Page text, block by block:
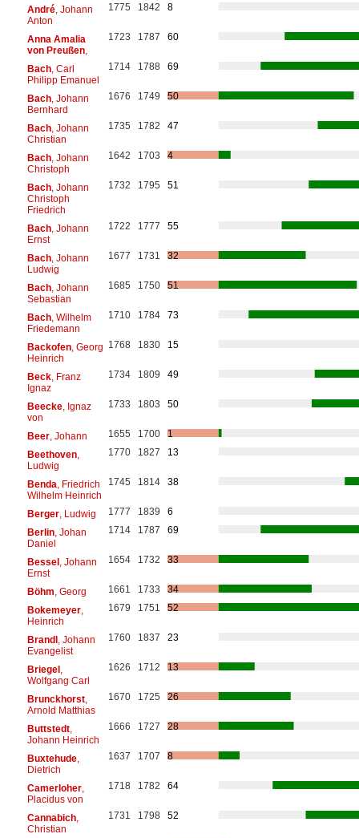
André, Johann
Anton
1775 1842 8
Anna Amalia
von Preußen,
1723 1787 60
Bach, Carl
Philipp Emanuel
1714 1788 69
Bach, Johann
Bernhard
1676 1749 50
Bach, Johann
Christian
1735 1782 47
Bach, Johann
Christoph
1642 1703 4
Bach, Johann
Christoph
Friedrich
1732 1795 51
Bach, Johann
Ernst
1722 1777 55
Bach, Johann
Ludwig
1677 1731 32
Bach, Johann
Sebastian
1685 1750 51
Bach, Wilhelm
Friedemann
1710 1784 73
Backofen, Georg
Heinrich
1768 1830 15
Beck, Franz
Ignaz
1734 1809 49
Beecke, Ignaz
von
1733 1803 50
Beer, Johann 1655 1700
1
Beethoven,
Ludwig
1770 1827 13
Benda , Friedrich
Wilhelm Heinrich
1745 1814 38
Berger, Ludwig 1777 1839
6
Berlin, Johan
Daniel
1714 1787 69
Bessel, Johann
Ernst
1654 1732 33
Böhm , Georg 1661 1733
34
Bokemeyer,
Heinrich
1679 1751 52
Brandl, Johann
Evangelist
1760 1837 23
Briegel,
Wolfgang Carl
1626 1712 13
Brunckhorst,
Arnold Matthias
1670 1725 26
Buttstedt,
Johann Heinrich
1666 1727 28
Buxtehude,
Dietrich
1637 1707 8
Camerloher,
Placidus von
1718 1782 64
Cannabich,
Christian
1731 1798 52